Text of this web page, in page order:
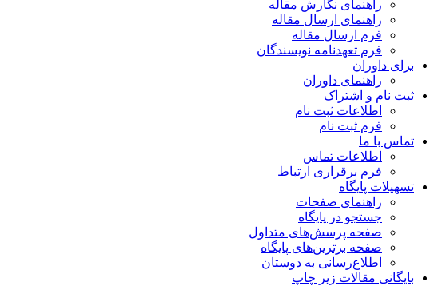
راهنمای نگارش مقاله
راهنمای ارسال مقاله
فرم ارسال مقاله
فرم تعهدنامه نویسندگان
برای داوران
راهنمای داوران
ثبت نام و اشتراک
اطلاعات ثبت نام
فرم ثبت نام
تماس با ما
اطلاعات تماس
فرم برقراری ارتباط
تسهیلات پایگاه
راهنمای صفحات
جستجو در پایگاه
صفحه پرسش‌های متداول
صفحه برترین‌های پایگاه
اطلاع‌رسانی به دوستان
بایگانی مقالات زیر چاپ